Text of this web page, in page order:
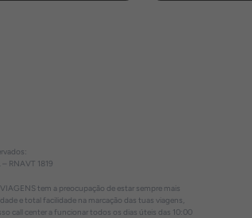
RNAVT 1819
tem a preocupação de estar sempre mais
e total facilidade na marcação das tuas viagens,
call center a funcionar todos os dias úteis das 10:00